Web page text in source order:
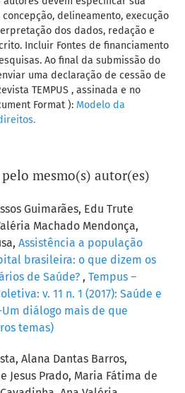
delineamento, execução
dos dados, redação e
Incluir Fontes de financiamento
Ao final da submissão do
uma declaração de cessão de
TEMPUS , assinada e no
Format ): Modelo da
mesmo(s) autor(es)
Guimarães, Edu Trute
Machado Mendonça,
Assistência a população
brasileira: o que dizem os
de Saúde? , Tempus –
v. 11 n. 1 (2017): Saúde e
Um diálogo mais de que
temas)
Alana Dantas Barros,
Jesus Prado, Maria Fátima de